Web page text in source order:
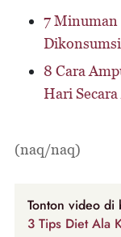
7 Minuman
8 Cara
Hari
(naq/naq)
Tonton video di
3 Tips Diet Ala